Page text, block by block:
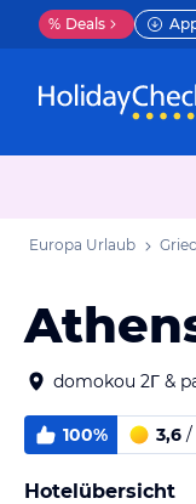
% Deals
Europa Urlaub
domokou 2Γ &
100% 3,6 /
Hotelübersicht